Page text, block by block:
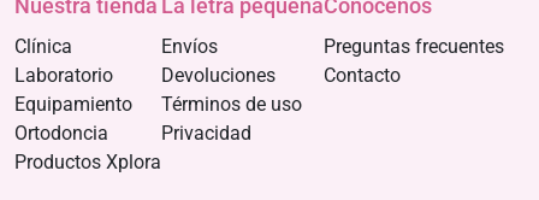
Nuestra tienda
Clínica
Laboratorio
Equipamiento
Ortodoncia
Productos Xplora
La letra pequeña
Envíos
Devoluciones
Términos de uso
Privacidad
Conócenos
Preguntas frecuentes
Contacto